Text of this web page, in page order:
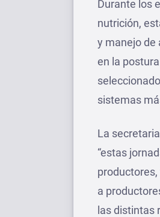
Durante los
nutrición,
y manejo de
en la
sistemas
La
“estas
a
las distintas